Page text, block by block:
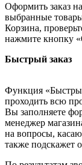
Оформить заказ
выбранные
Корзина,
нажмите кнопку
Быстрый заказ
Функция
проходить всю
Вы заполняете
менеджер
на вопросы,
также подскажет